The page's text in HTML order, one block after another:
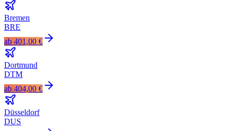
Bremen
BRE
ab 401,00 €
Dortmund
DTM
ab 404,00 €
Düsseldorf
DUS